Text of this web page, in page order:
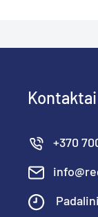
Kontaktai
+370